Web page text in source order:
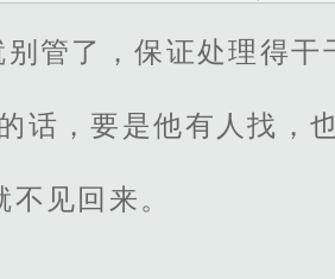
管了，保证处理得干
话，要是他有人找，
见回来。